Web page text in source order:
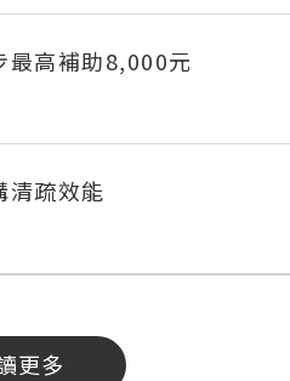
電動代步最高補助8,000元
清疏效能
更多